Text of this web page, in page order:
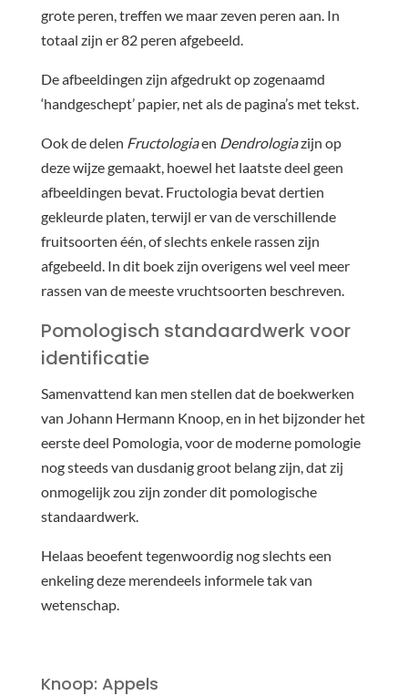
grote peren, treffen we maar zeven peren aan. In
totaal zijn er 82 peren afgebeeld.
De afbeeldingen zijn afgedrukt op zogenaamd
‘handgeschept’ papier, net als de pagina’s met tekst.
Ook de delen Fructologiaen Dendrologiazijn op
deze wijze gemaakt, hoewel het laatste deel geen
afbeeldingen bevat. Fructologia bevat dertien
gekleurde platen, terwijl er van de verschillende
fruitsoorten één, of slechts enkele rassen zijn
afgebeeld. In dit boek zijn overigens wel veel meer
rassen van de meeste vruchtsoorten beschreven.
Pomologisch standaardwerk voor
identificatie
Samenvattend kan men stellen dat de boekwerken
van Johann Hermann Knoop, en in het bijzonder het
eerste deel Pomologia, voor de moderne pomologie
nog steeds van dusdanig groot belang zijn, dat zij
onmogelijk zou zijn zonder dit pomologische
standaardwerk.
Helaas beoefent tegenwoordig nog slechts een
enkeling deze merendeels informele tak van
wetenschap.
Knoop: Appels